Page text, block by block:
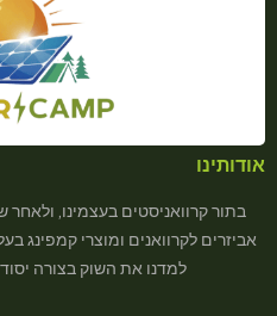
אודותינו
בתור קרוואניסטים בעצמינו, ולאחר
אביזרים לקרוואנים ומוצרי קמפינג
למדנו את השוק בצורה